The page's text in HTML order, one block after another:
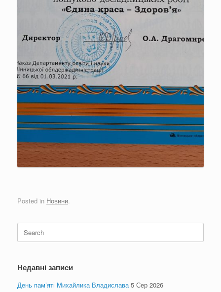
Posted in Новини.
Search
for:
Недавні записи
День пам’яті Михайлика Владислава 5 Сер 2026